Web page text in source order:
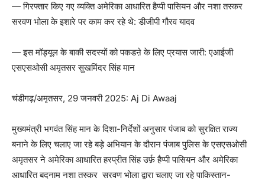
— गिरफ्तार किए गए व्यक्ति अमेरिका आधारित हैप्पी पासियन और नशा तस्कर
सरवण भोला के इशारे पर काम कर रहे थे: डीजीपी गौरव यादव
— इस मॉड्यूल के बाकी सदस्यों को पकडऩे के लिए प्रयास जारी: एआईजी
एसएसओसी अमृतसर सुखमिंदर सिंह मान
चंडीगढ़/अमृतसर, 29 जनवरी 2025: Aj Di Awaaj
मुख्यमंत्री भगवंत सिंह मान के दिशा-निर्देशों अनुसार पंजाब को सुरक्षित राज्य
बनाने के लिए चलाए जा रहे बड़े अभियान के दौरान पंजाब पुलिस के एसएसओसी
अमृतसर ने अमेरिका आधारित हरप्रीत सिंह उर्फ़ हैप्पी पासियन और अमेरिका
आधारित बदनाम नशा तस्कर सरवण भोला द्वारा चलाए जा रहे पाकिस्तान-